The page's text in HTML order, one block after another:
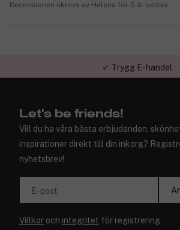
Recensionen skrevs av Helena för 5 år sedan
✓ Trygg E-handel
Let's be friends!
Vill du ha våra bästa erbjudanden,
inspirationer direkt till din inkorg?
nyhetsbrev!
E-post
Villkor och integritet för registrering